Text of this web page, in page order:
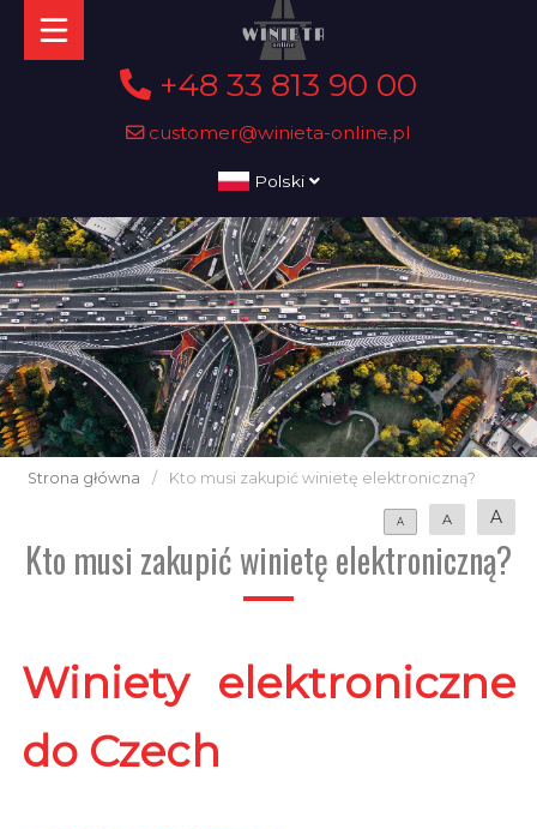
+48 33 813 90 00
customer@winieta-online.pl
Polski
Strona główna / Kto musi zakupić winietę elektroniczną?
A A A
Kto musi zakupić winietę elektroniczną?
Winiety elektroniczne
do Czech